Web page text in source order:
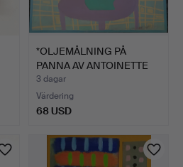
*OLJEMÅLNING PÅ
PANNA AV ANTOINETTE
PUTNAM…
3 dagar
Värdering
68 USD